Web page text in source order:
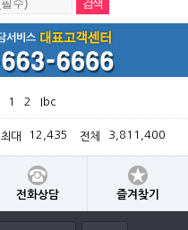
1 2 Ibc
최대 12,435 전체 3,811,400
전화상담 즐겨찾기